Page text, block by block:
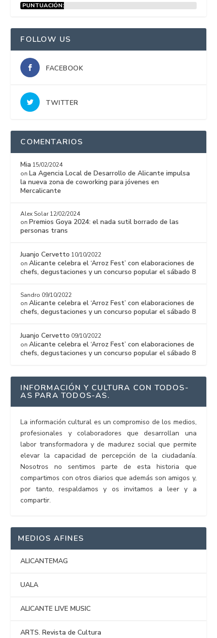
PUNTUACIÓN:
FOLLOW US
FACEBOOK
TWITTER
COMENTARIOS
Mia 15/02/2024
onLa Agencia Local de Desarrollo de Alicante impulsa
la nueva zona de coworking para jóvenes en
Mercalicante
Alex Solar 12/02/2024
onPremios Goya 2024: el nada sutil borrado de las
personas trans
Juanjo Cervetto 10/10/2022
onAlicante celebra el ‘Arroz Fest’ con elaboraciones de
chefs, degustaciones y un concurso popular el sábado 8
Sandro 09/10/2022
onAlicante celebra el ‘Arroz Fest’ con elaboraciones de
chefs, degustaciones y un concurso popular el sábado 8
Juanjo Cervetto 09/10/2022
onAlicante celebra el ‘Arroz Fest’ con elaboraciones de
chefs, degustaciones y un concurso popular el sábado 8
INFORMACIÓN Y CULTURA CON TODOS-
AS PARA TODOS-AS.
La información cultural es un compromiso de los medios,
profesionales y colaboradores que desarrollan una
labor transformadora y de madurez social que permite
elevar la capacidad de percepción de la ciudadanía.
Nosotros no sentimos parte de esta historia que
compartimos con otros diarios que además son amigos y,
por tanto, respaldamos y os invitamos a leer y a
compartir.
MEDIOS AFINES
ALICANTEMAG
UALA
ALICANTE LIVE MUSIC
ARTS. Revista de Cultura